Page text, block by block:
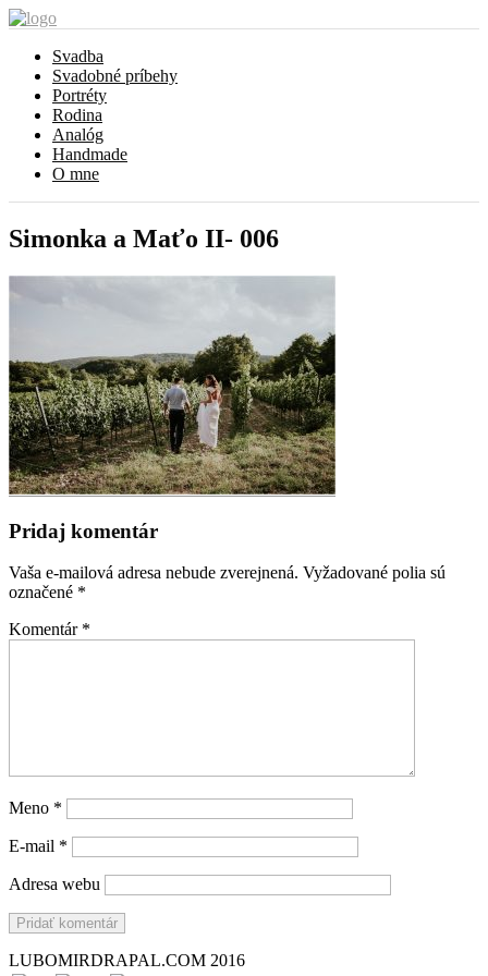
Svadba
Svadobné príbehy
Portréty
Rodina
Analóg
Handmade
O mne
Simonka a Maťo II- 006
Pridaj komentár
Vaša e-mailová adresa nebude zverejnená. Vyžadované polia sú
označené *
Komentár *
Meno *
E-mail *
Adresa webu
LUBOMIRDRAPAL.COM 2016